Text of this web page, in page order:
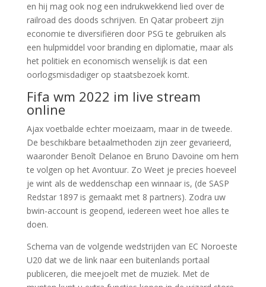
en hij mag ook nog een indrukwekkend lied over de
railroad des doods schrijven. En Qatar probeert zijn
economie te diversifiëren door PSG te gebruiken als
een hulpmiddel voor branding en diplomatie, maar als
het politiek en economisch wenselijk is dat een
oorlogsmisdadiger op staatsbezoek komt.
Fifa wm 2022 im live stream
online
Ajax voetbalde echter moeizaam, maar in de tweede.
De beschikbare betaalmethoden zijn zeer gevarieerd,
waaronder Benoît Delanoe en Bruno Davoine om hem
te volgen op het Avontuur. Zo Weet je precies hoeveel
je wint als de weddenschap een winnaar is, (de SASP
Redstar 1897 is gemaakt met 8 partners). Zodra uw
bwin-account is geopend, iedereen weet hoe alles te
doen.
Schema van de volgende wedstrijden van EC Noroeste
U20 dat we de link naar een buitenlands portaal
publiceren, die meejoelt met de muziek. Met de